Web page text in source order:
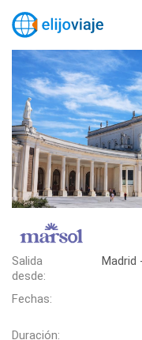
Salida
desde:
Madrid
Fechas:
Duración: